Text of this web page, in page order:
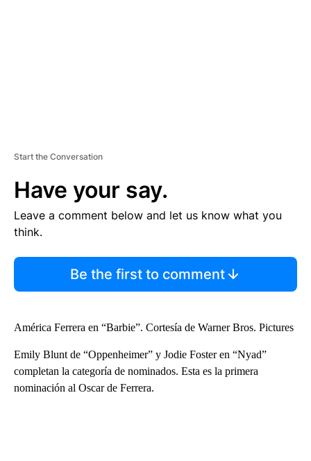
Start the Conversation
Have your say.
Leave a comment below and let us know what you
think.
Be the first to comment
América Ferrera en “Barbie”. Cortesía de Warner Bros. Pictures
Emily Blunt de “Oppenheimer” y Jodie Foster en “Nyad”
completan la categoría de nominados. Esta es la primera
nominación al Oscar de Ferrera.